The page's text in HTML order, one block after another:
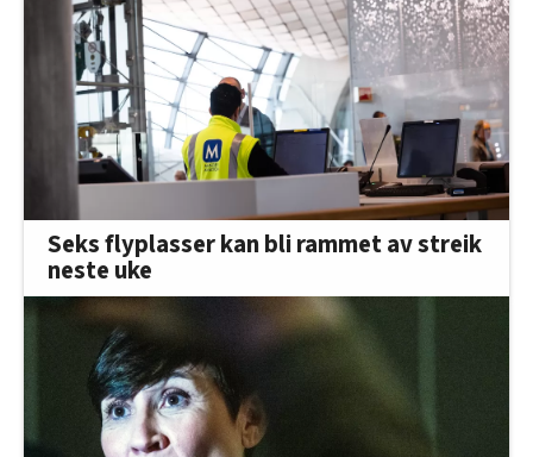
Seks flyplasser kan bli rammet av streik
neste uke